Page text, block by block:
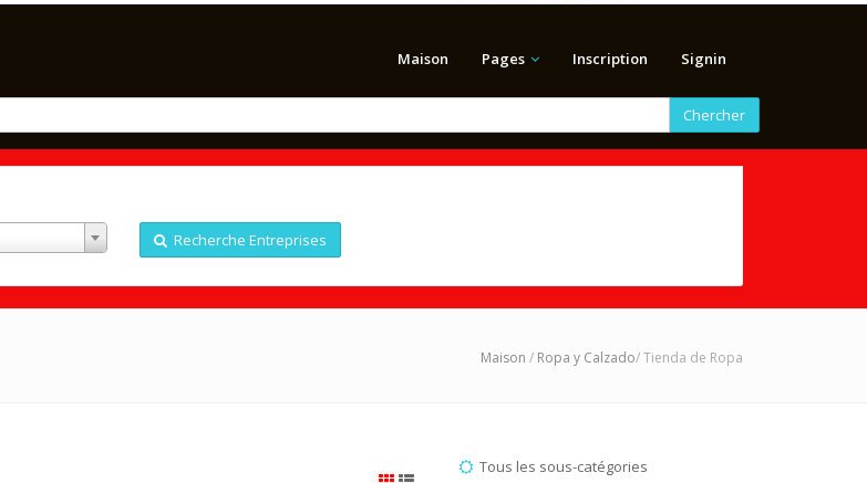
Maison Pages Inscription Signin
Chercher
Recherche Entreprises
Maison / Ropa y Calzado/ Tienda de Ropa
Tous les sous-catégories